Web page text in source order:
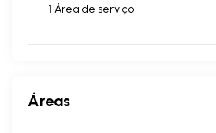
1 Área de serviço
Áreas